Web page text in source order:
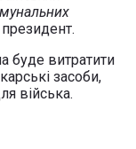
буде витратити
засоби,
війська.